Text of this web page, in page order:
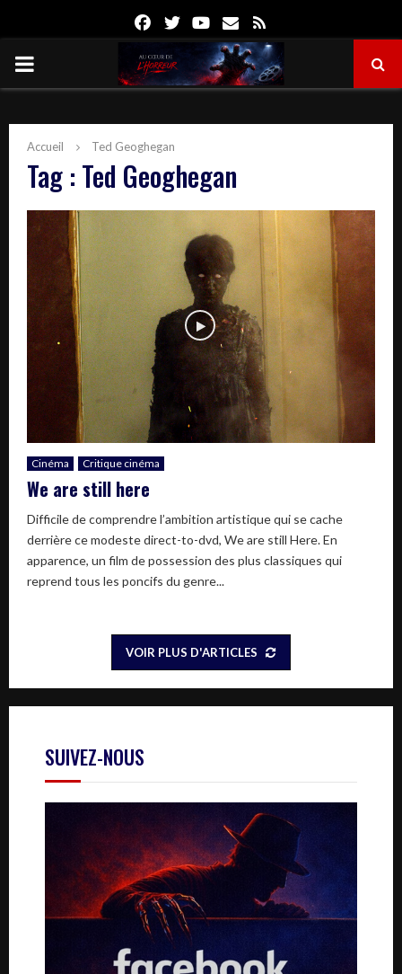
FacebookTwitterYoutube
Email
PRIMARY
Accueil Ted Geoghegan
Tag : Ted Geoghegan
Cinéma Critique cinéma
We are still here
Difficile de comprendre l’ambition artistique qui se cache
derrière ce modeste direct-to-dvd, We are still Here. En
apparence, un film de possession des plus classiques qui
reprend tous les poncifs du genre...
VOIR PLUS D'ARTICLES
SUIVEZ-NOUS